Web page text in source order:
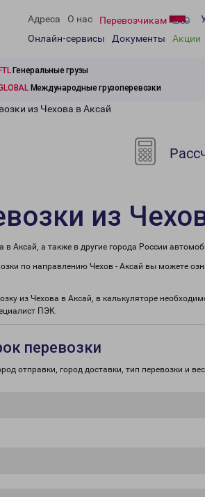
Адреса О нас Перевозчикам
Онлайн-сервисы
Документы Акции
FTLГенеральные грузы
Международные грузоперевозки
из Чехова в Аксай
из
в Аксай, а также в другие города России
по направлению Чехов - Аксай вы можете
из Чехова в Аксай, в калькуляторе
ПЭК.
перевозки
отправки, город доставки, тип перевозки и вес